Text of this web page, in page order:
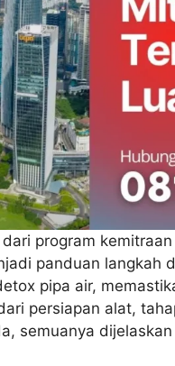
program
panduan langkah
pipa air,
persiapan alat,
semuanya